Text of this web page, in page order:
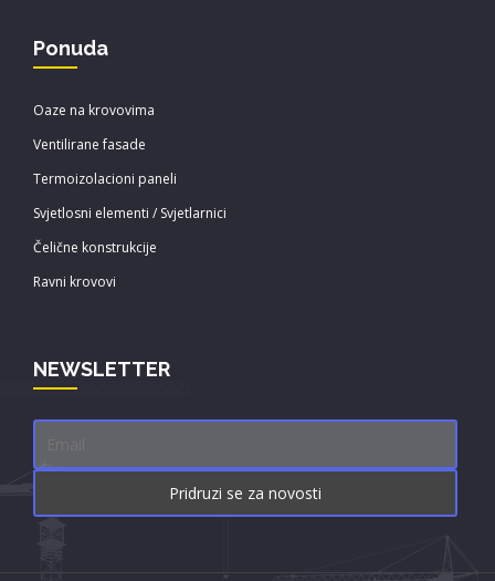
Ponuda
Oaze na krovovima
Ventilirane fasade
Termoizolacioni paneli
Svjetlosni elementi / Svjetlarnici
Čelične konstrukcije
Ravni krovovi
NEWSLETTER